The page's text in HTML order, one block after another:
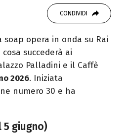
CONDIVIDI
soap opera in onda su Rai
succederà ai
Palladini e il Caffè
2026. Iniziata
numero 30 e ha
giugno)